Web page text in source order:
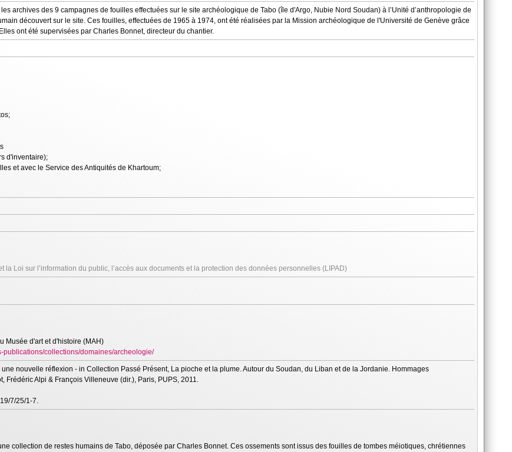
archives des 9 campagnes de fouilles effectuées sur le site archéologique de Tabo (île d'Argo, Nubie Nord Soudan) à l’Unité d’anthropologie de
découvert sur le site. Ces fouilles, effectuées de 1965 à 1974, ont été réalisées par la Mission archéologique de l'Université de Genève grâce
ont été supervisées par Charles Bonnet, directeur du chantier.
d'inventaire);
et avec le Service des Antiquités de Khartoum;
Loi sur l’information du public, l’accès aux documents et la protection des données personnelles (LIPAD)
Musée d'art et d'histoire (MAH)
publications/collections/domaines/archeologie/
nouvelle réflexion - in Collection Passé Présent, La pioche et la plume. Autour du Soudan, du Liban et de la Jordanie. Hommages
Alpi & François Villeneuve (dir.), Paris, PUPS, 2011.
7/25/1-7.
collection de restes humains de Tabo, déposée par Charles Bonnet. Ces ossements sont issus des fouilles de tombes méiotiques, chrétiennes